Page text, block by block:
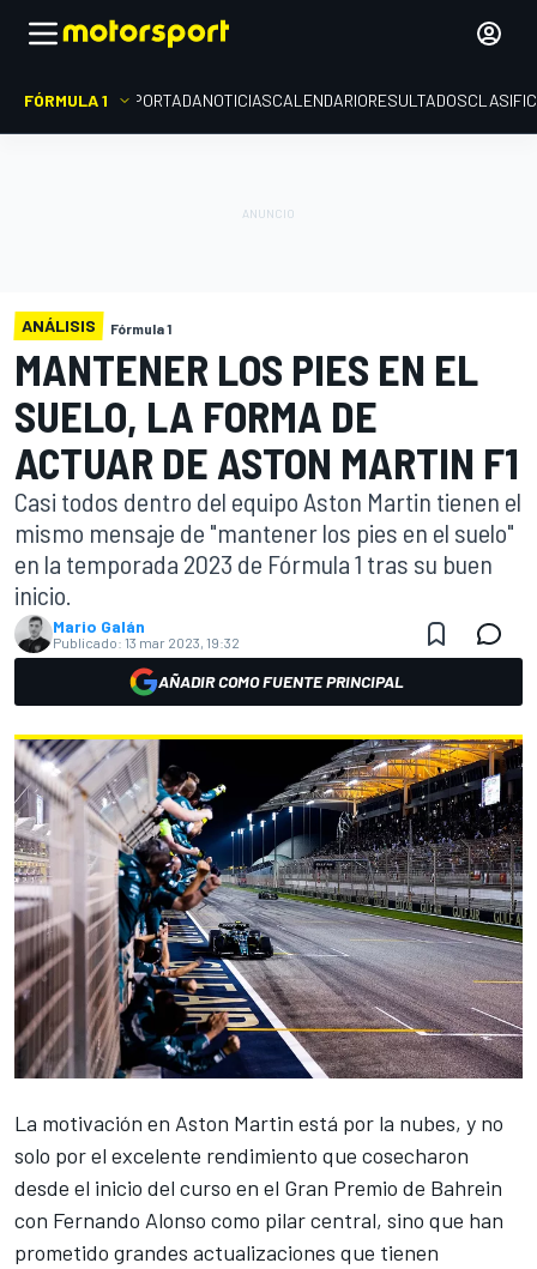
FÓRMULA 1 PORTADANOTICIASCALENDARIORESULTADOS
ANÁLISIS Fórmula 1
MANTENER LOS PIES EN EL
SUELO, LA FORMA DE
ACTUAR DE ASTON MARTIN F1
Casi todos dentro del equipo Aston Martin tienen el
mismo mensaje de "mantener los pies en el suelo"
en la temporada 2023 de Fórmula 1 tras su buen
inicio.
Mario Galán
Publicado: 13 mar 2023, 19:32
AÑADIR COMO FUENTE PRINCIPAL
La motivación en Aston Martin está por la nubes, y no
solo por el excelente rendimiento que cosecharon
desde el inicio del curso en el Gran Premio de Bahrein
con Fernando Alonso como pilar central, sino que han
prometido grandes actualizaciones que tienen